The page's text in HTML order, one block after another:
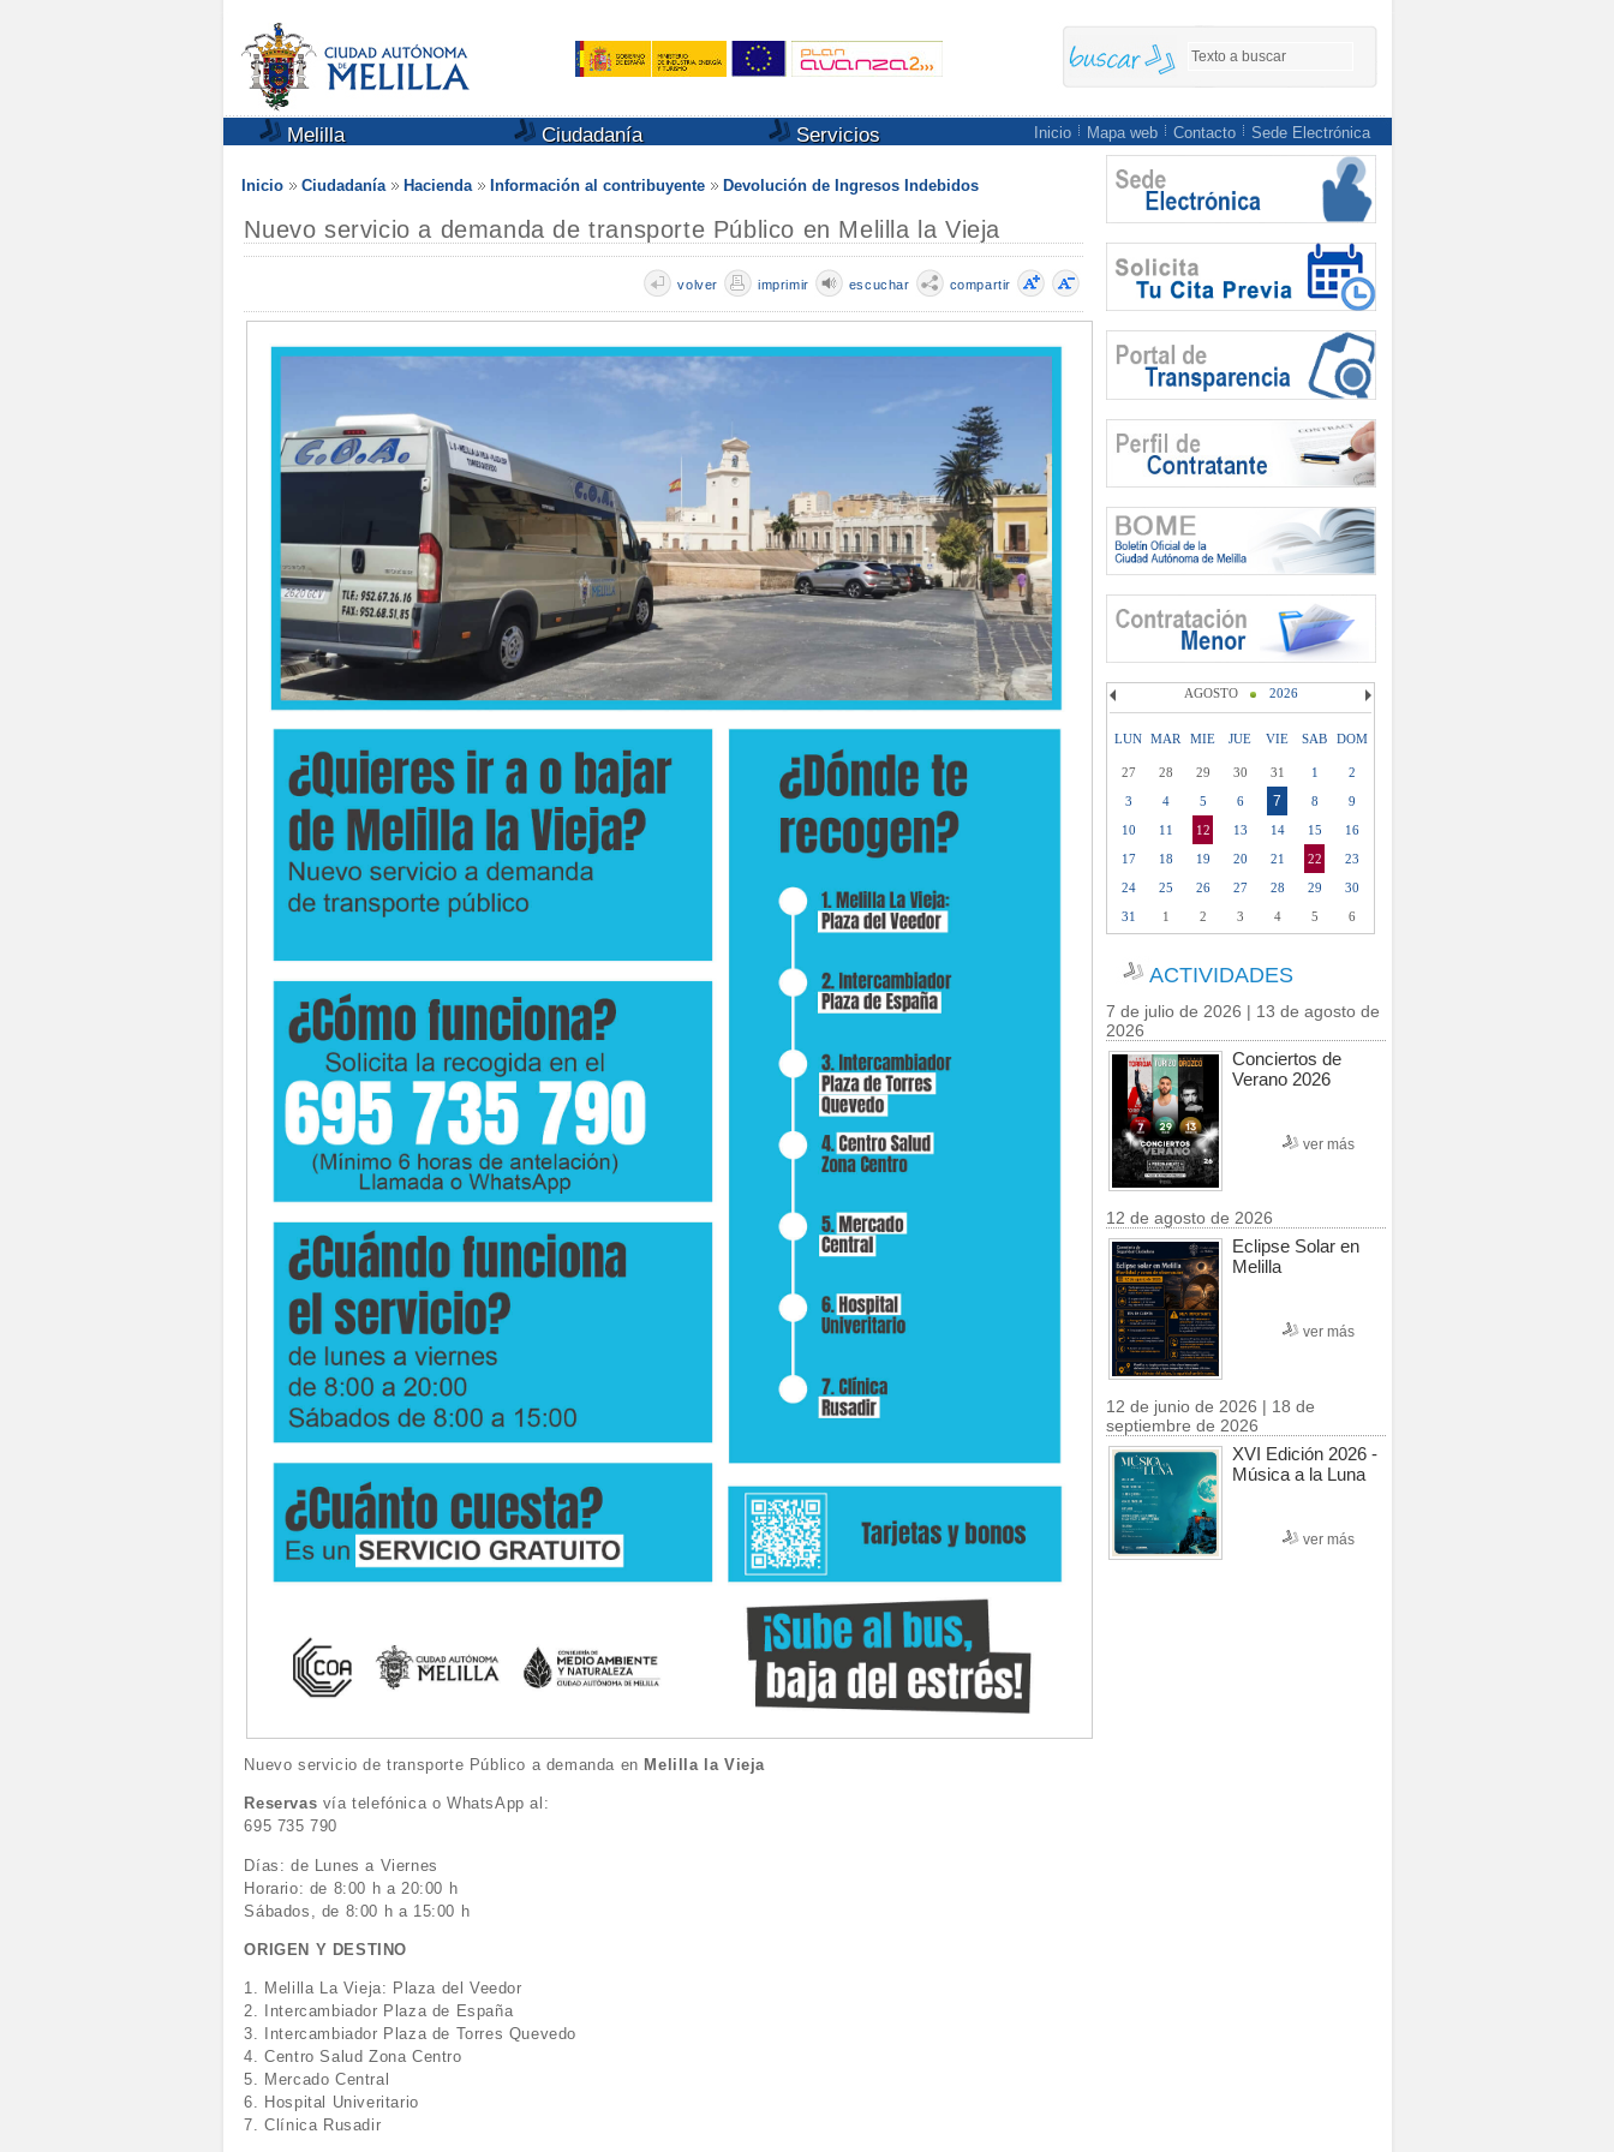
Melilla Ciudadanía Servicios Inicio Mapa web Contacto Sede Electrónica
Inicio Ciudadanía Hacienda Información al contribuyente Devolución de Ingresos Indebidos
Nuevo servicio a demanda de transporte Público en Melilla la Vieja
compartir
escuchar
imprimir
volver
Nuevo servicio de transporte Público a demanda en Melilla la Vieja
Reservas vía telefónica o WhatsApp al:
695 735 790
Días: de Lunes a Viernes
Horario: de 8:00 h a 20:00 h
Sábados, de 8:00 h a 15:00 h
ORIGEN Y DESTINO
1. Melilla La Vieja: Plaza del Veedor
2. Intercambiador Plaza de España
3. Intercambiador Plaza de Torres Quevedo
4. Centro Salud Zona Centro
5. Mercado Central
6. Hospital Univeritario
7. Clínica Rusadir
AGOSTO 2026
LUN MAR MIE JUE VIE SAB DOM
27 28 29 30 31 1
2
3
4 5 6 7 8
9
10
11 12 13 14 15
16
17
18 19 20 21 22
23
24
25 26 27 28 29
30
31
1 2 3 4 5 6
ACTIVIDADES
7 de julio de 2026 | 13 de agosto de
2026
Conciertos de
Verano 2026
ver más
12 de agosto de 2026
Eclipse Solar en
Melilla
ver más
12 de junio de 2026 | 18 de
septiembre de 2026
XVI Edición 2026 -
Música a la Luna
ver más